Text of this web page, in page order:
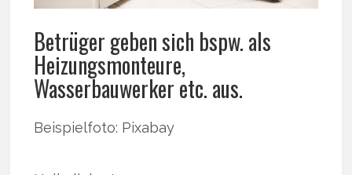
Betrüger geben sich bspw. als
Heizungsmonteure,
Wasserbauwerker etc. aus.
Beispielfoto: Pixabay